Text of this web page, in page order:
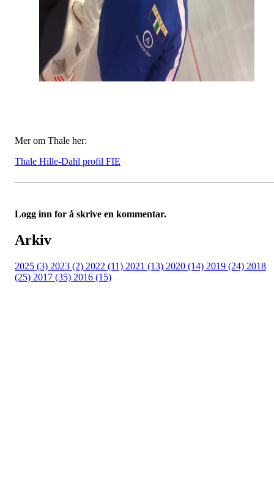
Mer om Thale her:
Thale Hille-Dahl profil FIE
Logg inn for å skrive en kommentar.
Arkiv
2025 (3) 2023 (2) 2022 (11) 2021 (13) 2020 (14) 2019 (24) 2018
(25) 2017 (35) 2016 (15)